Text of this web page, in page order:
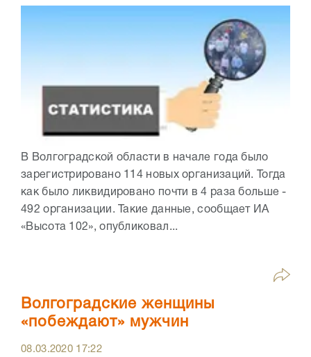
В Волгоградской области в начале года было
зарегистрировано 114 новых организаций. Тогда
как было ликвидировано почти в 4 раза больше -
492 организации. Такие данные, сообщает ИА
«Высота 102», опубликовал...
Волгоградские женщины
«побеждают» мужчин
08.03.2020 17:22